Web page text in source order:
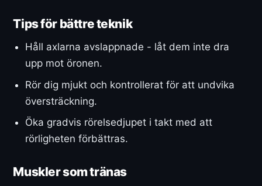
Tips för bättre teknik
Håll axlarna avslappnade - låt dem inte dra
upp mot öronen.
Rör dig mjukt och kontrollerat för att undvika
översträckning.
Öka gradvis rörelsedjupet i takt med att
rörligheten förbättras.
Muskler som tränas